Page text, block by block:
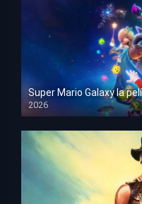
Super Mario Galaxy la
2026
HD 1080p